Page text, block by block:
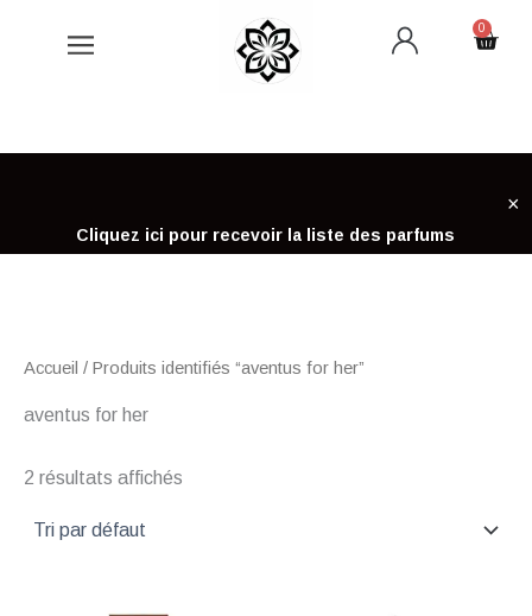
0
Cart
Cliquez ici pour recevoir la liste des parfums
×
Accueil / Produits identifiés “aventus for her”
aventus for her
2 résultats affichés